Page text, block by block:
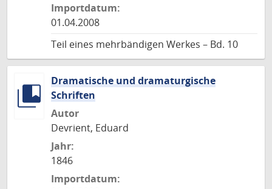
Importdatum:
01.04.2008
Teil eines mehrbändigen Werkes – Bd. 10
Dramatische und dramaturgische
Schriften
Autor
Devrient, Eduard
Jahr:
1846
Importdatum: